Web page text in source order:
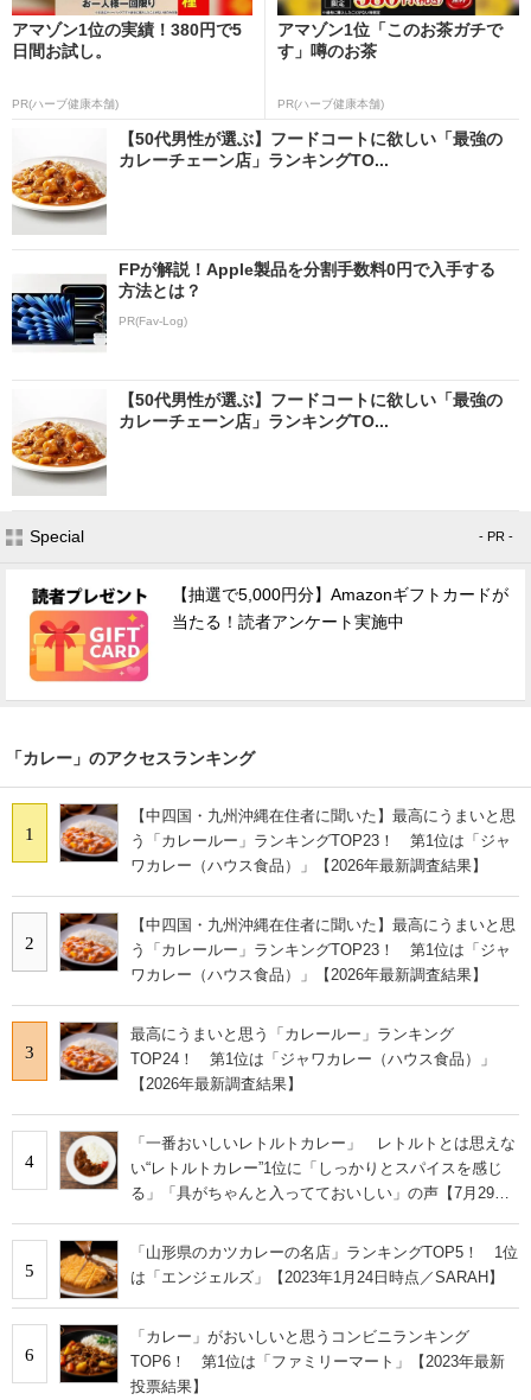
アマゾン1位の実績！380円で5
日間お試し。
PR(ハーブ健康本舗)
アマゾン1位「このお茶ガチで
す」噂のお茶
PR(ハーブ健康本舗)
【50代男性が選ぶ】フードコートに欲しい「最強の
カレーチェーン店」ランキングTO...
FPが解説！Apple製品を分割手数料0円で入手する
方法とは？
PR(Fav-Log)
【50代男性が選ぶ】フードコートに欲しい「最強の
カレーチェーン店」ランキングTO...
Special - PR -
【抽選で5,000円分】Amazonギフトカードが
当たる！読者アンケート実施中
「カレー」のアクセスランキング
1
【中四国・九州沖縄在住者に聞いた】最高にうまいと思
う「カレールー」ランキングTOP23！ 第1位は「ジャ
ワカレー（ハウス食品）」【2026年最新調査結果】
2
【中四国・九州沖縄在住者に聞いた】最高にうまいと思
う「カレールー」ランキングTOP23！ 第1位は「ジャ
ワカレー（ハウス食品）」【2026年最新調査結果】
3
最高にうまいと思う「カレールー」ランキング
TOP24！ 第1位は「ジャワカレー（ハウス食品）」
【2026年最新調査結果】
4
「一番おいしいレトルトカレー」 レトルトとは思えな
い“レトルトカレー”1位に「しっかりとスパイスを感じ
る」「具がちゃんと入ってておいしい」の声【7月29日
5
「山形県のカツカレーの名店」ランキングTOP5！ 1位
は「エンジェルズ」【2023年1月24日時点／SARAH】
6
「カレー」がおいしいと思うコンビニランキング
TOP6！ 第1位は「ファミリーマート」【2023年最新
投票結果】